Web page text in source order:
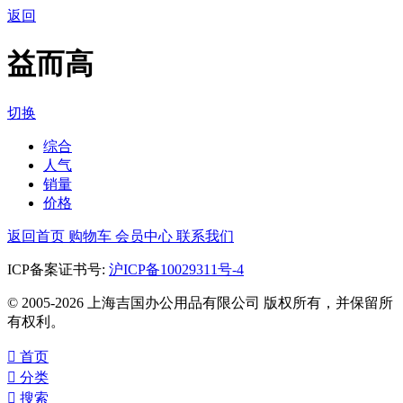
返回
益而高
切换
综合
人气
销量
价格
返回首页 购物车 会员中心 联系我们
ICP备案证书号: 沪ICP备10029311号-4
© 2005-2026 上海吉国办公用品有限公司 版权所有，并保留所
有权利。
 首页
 分类
 搜索